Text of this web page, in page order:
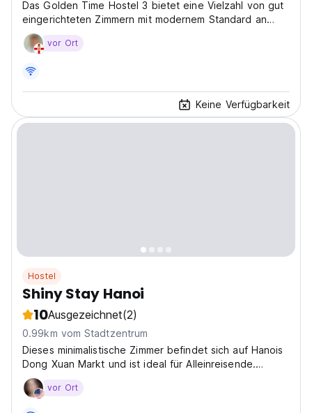
Das Golden Time Hostel 3 bietet eine Vielzahl von gut
eingerichteten Zimmern mit modernem Standard an
Annehmlichkeiten. Unser gesamtes Personal ist gut
ausgebildet und verfügt über professionelle
Time...
vor Ort
Keine Verfügbarkeit
Hostel
Shiny Stay Hanoi
10Ausgezeichnet(2)
0.99km vom Stadtzentrum
Dieses minimalistische Zimmer befindet sich auf Hanois
Dong Xuan Markt und ist ideal für Alleinreisende.
Erkunden Sie Hanois Streetfood oder verbinden Sie
sich mit Sapa- und Nordvietnam-Touren. (Auto-
vor Ort